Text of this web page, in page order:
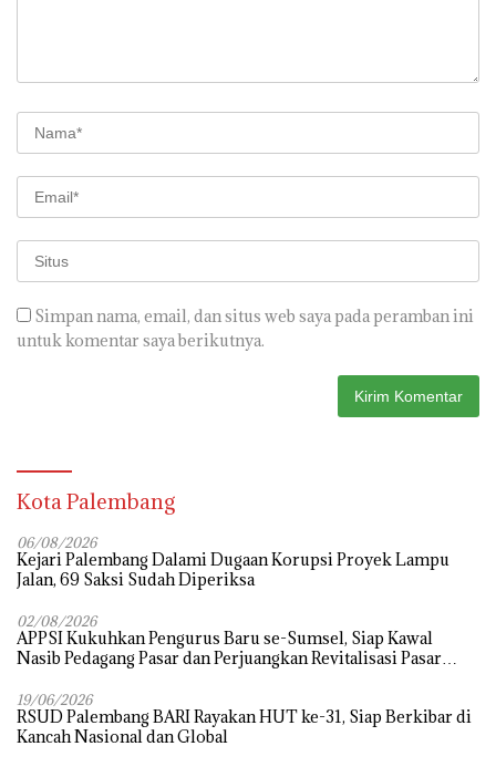
Simpan nama, email, dan situs web saya pada peramban ini
untuk komentar saya berikutnya.
Kota Palembang
06/08/2026
Kejari Palembang Dalami Dugaan Korupsi Proyek Lampu
Jalan, 69 Saksi Sudah Diperiksa
02/08/2026
APPSI Kukuhkan Pengurus Baru se-Sumsel, Siap Kawal
Nasib Pedagang Pasar dan Perjuangkan Revitalisasi Pasar
19/06/2026
RSUD Palembang BARI Rayakan HUT ke-31, Siap Berkibar di
Kancah Nasional dan Global